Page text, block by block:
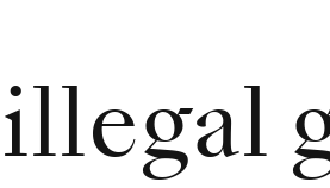
illegal